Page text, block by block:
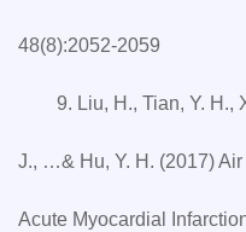
48(8):2052-2059
9. Liu, H., Tian, Y. H.,
J., …& Hu, Y. H. (2017)
Acute Myocardial